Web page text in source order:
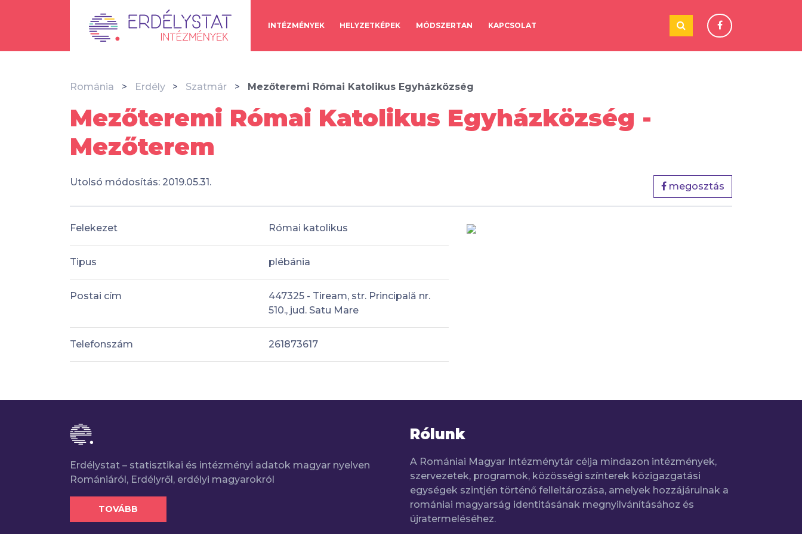
INTÉZMÉNYEK HELYZETKÉPEK MÓDSZERTAN KAPCSOLAT
Románia Erdély Szatmár Mezőteremi Római Katolikus Egyházközség
Mezőteremi Római Katolikus Egyházközség -
Mezőterem
Utolsó módosítás: 2019.05.31. megosztás
Felekezet Római katolikus
Tipus plébánia
Postai cím
447325 - Tiream, str. Principală nr.
510., jud. Satu Mare
Telefonszám 261873617
Erdélystat – statisztikai és intézményi adatok magyar nyelven
Romániáról, Erdélyről, erdélyi magyarokról
TOVÁBB
Rólunk
A Romániai Magyar Intézménytár célja mindazon intézmények,
szervezetek, programok, közösségi színterek közigazgatási
egységek szintjén történő felleltározása, amelyek hozzájárulnak a
romániai magyarság identitásának megnyilvánításához és
újratermeléséhez.